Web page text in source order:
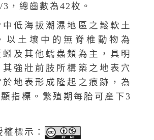
，總齒數為42枚。
低海拔潮濕地區之鬆軟土
以土壤中的無脊椎動物為
及其他蠕蟲類為主，具明
強壯前肢所構築之地表穴
地表形成隆起之痕跡，為
指標。繁殖期每胎可產下3
標示：